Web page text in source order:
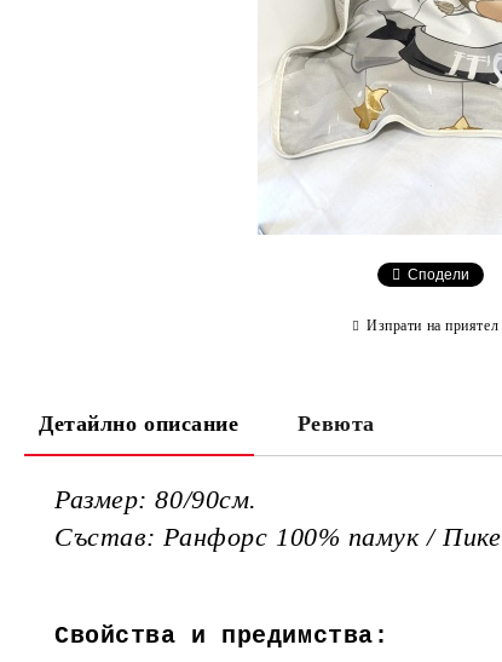
Сподели
Изпрати на приятел
Детайлно описание Ревюта
Размер: 80/90см.
Състав: Ранфорс 100% памук / Пике
Свойства и предимства: